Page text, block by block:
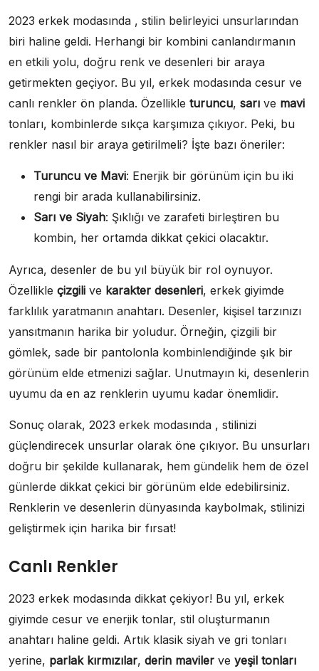
2023 erkek modasında , stilin belirleyici unsurlarından
biri haline geldi. Herhangi bir kombini canlandırmanın
en etkili yolu, doğru renk ve desenleri bir araya
getirmekten geçiyor. Bu yıl, erkek modasında cesur ve
canlı renkler ön planda. Özellikle turuncu, sarı ve mavi
tonları, kombinlerde sıkça karşımıza çıkıyor. Peki, bu
renkler nasıl bir araya getirilmeli? İşte bazı öneriler:
Turuncu ve Mavi: Enerjik bir görünüm için bu iki
rengi bir arada kullanabilirsiniz.
Sarı ve Siyah: Şıklığı ve zarafeti birleştiren bu
kombin, her ortamda dikkat çekici olacaktır.
Ayrıca, desenler de bu yıl büyük bir rol oynuyor.
Özellikle çizgili ve karakter desenleri, erkek giyimde
farklılık yaratmanın anahtarı. Desenler, kişisel tarzınızı
yansıtmanın harika bir yoludur. Örneğin, çizgili bir
gömlek, sade bir pantolonla kombinlendiğinde şık bir
görünüm elde etmenizi sağlar. Unutmayın ki, desenlerin
uyumu da en az renklerin uyumu kadar önemlidir.
Sonuç olarak, 2023 erkek modasında , stilinizi
güçlendirecek unsurlar olarak öne çıkıyor. Bu unsurları
doğru bir şekilde kullanarak, hem gündelik hem de özel
günlerde dikkat çekici bir görünüm elde edebilirsiniz.
Renklerin ve desenlerin dünyasında kaybolmak, stilinizi
geliştirmek için harika bir fırsat!
Canlı Renkler
2023 erkek modasında dikkat çekiyor! Bu yıl, erkek
giyimde cesur ve enerjik tonlar, stil oluşturmanın
anahtarı haline geldi. Artık klasik siyah ve gri tonları
yerine, parlak kırmızılar, derin maviler ve yeşil tonları